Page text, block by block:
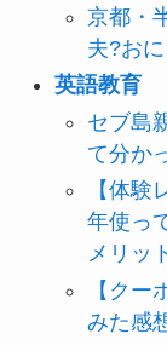
京都・
夫?お
英語教育
セブ島
て分か
【体
年使っ
メリッ
【ク
みた感